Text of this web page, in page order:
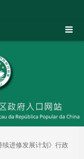
进修发展计划》行政